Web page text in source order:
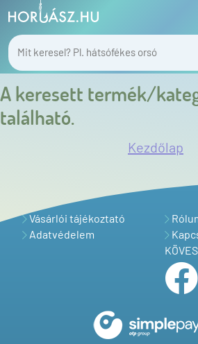
A keresett termék/
található.
Kezdőlap
Vásárlói tájékoztató
Adatvédelem